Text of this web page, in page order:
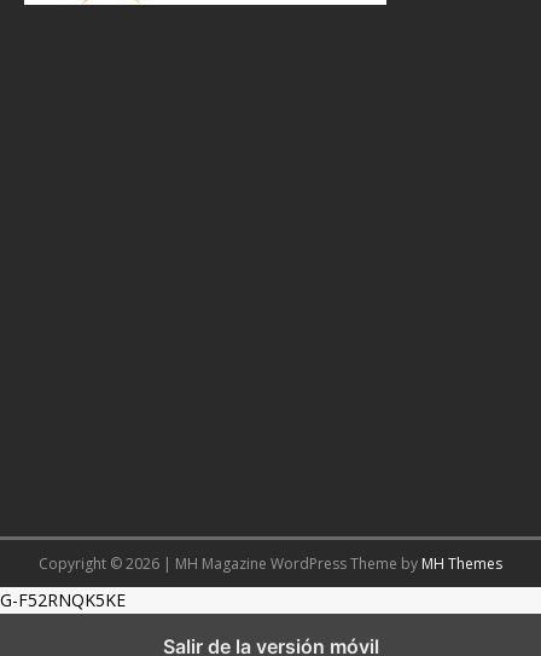
Copyright © 2026 | MH Magazine WordPress Theme by MH Themes
G-F52RNQK5KE
Salir de la versión móvil